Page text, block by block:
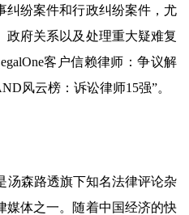
纠纷案件和行政纠纷案件，尤
政府关系以及处理重大疑难复
客户信赖律师：争议解
风云榜：诉讼律师15强”。
汤森路透旗下知名法律评论杂
媒体之一。随着中国经济的快